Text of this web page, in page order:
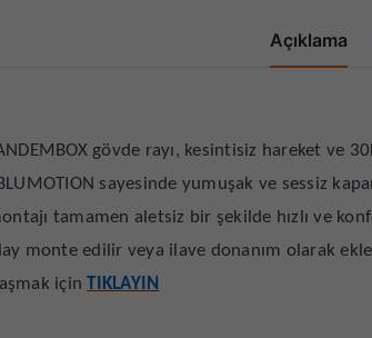
Açıklama
gövde rayı, kesintisiz hareket ve
sayesinde yumuşak ve sessiz
tamamen aletsiz bir şekilde hızlı ve
monte edilir veya ilave donanım olarak
içinTIKLAYIN